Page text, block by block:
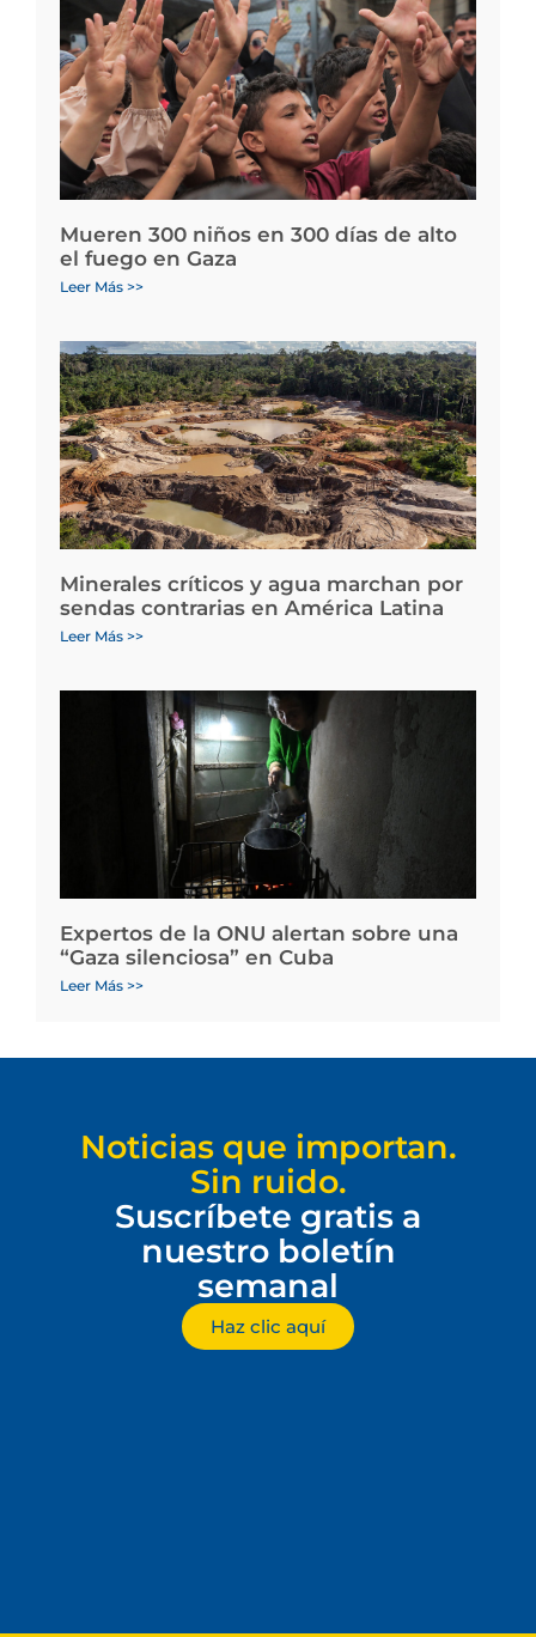
Mueren 300 niños en 300 días de alto
el fuego en Gaza
Leer Más >>
Minerales críticos y agua marchan por
sendas contrarias en América Latina
Leer Más >>
Expertos de la ONU alertan sobre una
“Gaza silenciosa” en Cuba
Leer Más >>
Noticias que importan.
Sin ruido.
Suscríbete gratis a
nuestro boletín
semanal
Haz clic aquí